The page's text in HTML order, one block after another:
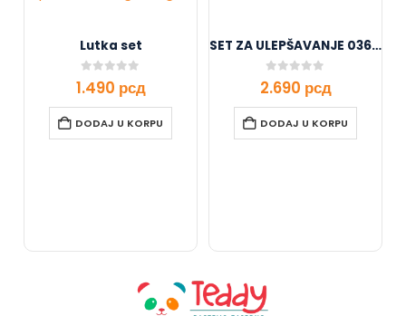
Lutka set
out of 5
1.490 рсд
DODAJ U KORPU
SET ZA ULEPŠAVANJE 036961
0 out of 5
2.690 рсд
DODAJ U KORPU